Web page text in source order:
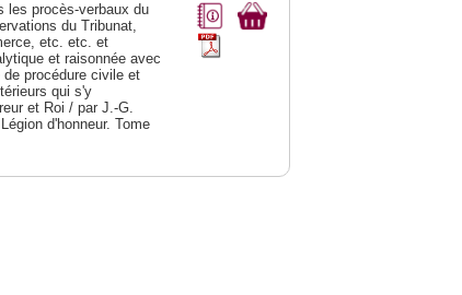
les procès-verbaux du
du Tribunat,
etc. etc. et
et raisonnée avec
procédure civile et
qui s'y
et Roi / par J.-G.
d'honneur. Tome